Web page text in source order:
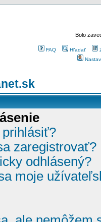
Bolo
FAQ Hľadať
prihlásiť?
zaregistrovať?
odhlásený?
moje